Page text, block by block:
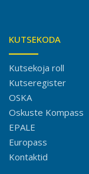
KUTSEKODA
Kutsekoja roll
Kutseregister
OSKA
Oskuste Kompass
EPALE
Europass
Kontaktid